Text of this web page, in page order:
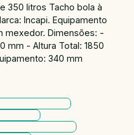
350 litros Tacho bola à
Incapi. Equipamento
mexedor. Dimensões: -
mm - Altura Total: 1850
340 mm